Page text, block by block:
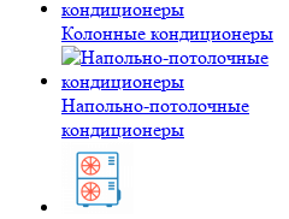
Колонные кондиционеры
Напольно-потолочные
кондиционеры